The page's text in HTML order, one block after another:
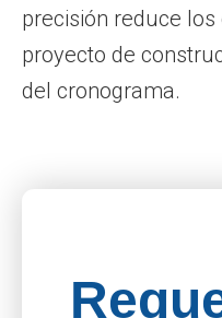
precisión reduce
proyecto de
del cronograma.